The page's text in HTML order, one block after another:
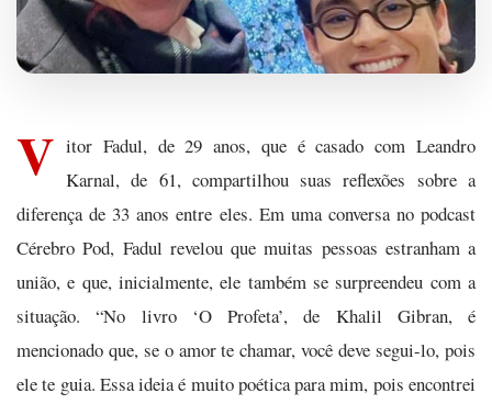
V itor Fadul, de 29 anos, que é casado com Leandro
Karnal, de 61, compartilhou suas reflexões sobre a
diferença de 33 anos entre eles. Em uma conversa no podcast
Cérebro Pod, Fadul revelou que muitas pessoas estranham a
união, e que, inicialmente, ele também se surpreendeu com a
situação. “No livro ‘O Profeta’, de Khalil Gibran, é
mencionado que, se o amor te chamar, você deve segui-lo, pois
ele te guia. Essa ideia é muito poética para mim, pois encontrei